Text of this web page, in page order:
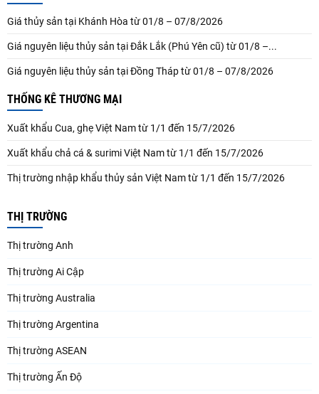
Giá thủy sản tại Khánh Hòa từ 01/8 – 07/8/2026
Giá nguyên liệu thủy sản tại Đắk Lắk (Phú Yên cũ) từ 01/8 –...
Giá nguyên liệu thủy sản tại Đồng Tháp từ 01/8 – 07/8/2026
THỐNG KÊ THƯƠNG MẠI
Xuất khẩu Cua, ghẹ Việt Nam từ 1/1 đến 15/7/2026
Xuất khẩu chả cá & surimi Việt Nam từ 1/1 đến 15/7/2026
Thị trường nhập khẩu thủy sản Việt Nam từ 1/1 đến 15/7/2026
THỊ TRƯỜNG
Thị trường Anh
Thị trường Ai Cập
Thị trường Australia
Thị trường Argentina
Thị trường ASEAN
Thị trường Ấn Độ